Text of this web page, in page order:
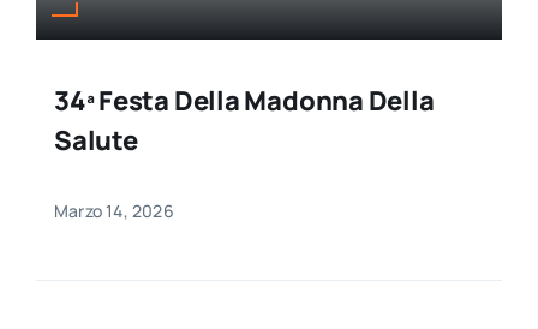
34ª Festa Della Madonna Della
Salute
Marzo 14, 2026